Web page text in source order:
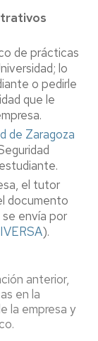
de prácticas
lo
o pedirle
que le
de Zaragoza
el tutor
documento
envía por
).
anterior,
en la
la empresa y